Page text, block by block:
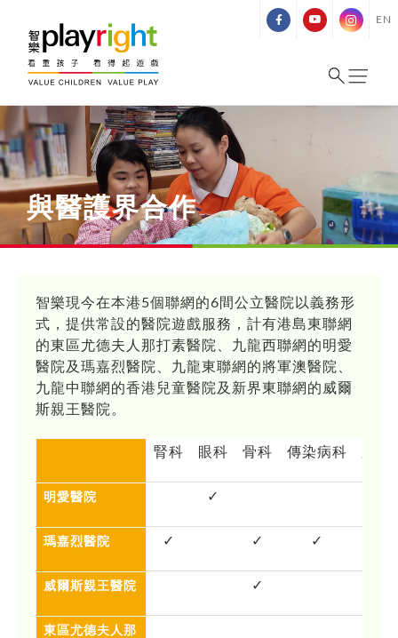
content
EN
與醫護界合作
智樂現今在本港5個聯網的6間公立醫院以義務形
式，提供常設的醫院遊戲服務，計有港島東聯網
的東區尤德夫人那打素醫院、九龍西聯網的明愛
醫院及瑪嘉烈醫院、九龍東聯網的將軍澳醫院、
九龍中聯網的香港兒童醫院及新界東聯網的威爾
斯親王醫院。
明愛醫院
瑪嘉烈醫院
威爾斯親王醫院
東區尤德夫人那
腎科
✓
眼科
✓
骨科
✓
✓
傳染病科
✓